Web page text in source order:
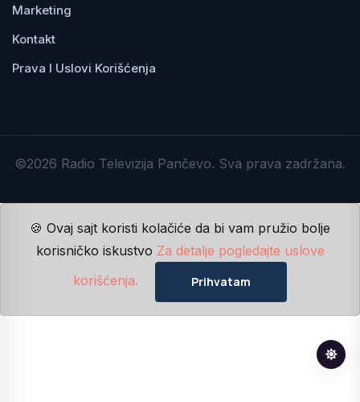
Marketing
Kontakt
Prava I Uslovi Korišćenja
©2026 Radio Televizija Pančevo. Sva prava zadržana.
🍪 Ovaj sajt koristi kolačiće da bi vam pružio bolje
korisničko iskustvo Za detalje pogledajte uslove
korišćenja.
Prihvatam